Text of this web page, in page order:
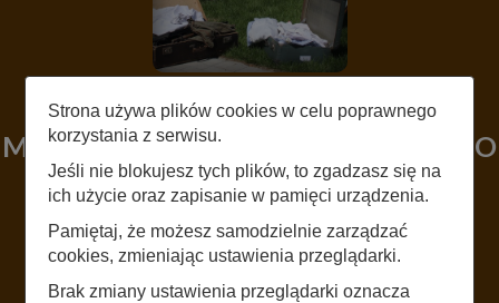
LISTEN
MUZEUM ŚLĄSKIEJ BITWY O PALIWO
„BLECHHAMER 1944”
START
Strona używa plików cookies w celu poprawnego
korzystania z serwisu.
Jeśli nie blokujesz tych plików, to zgadzasz się na
ich użycie oraz zapisanie w pamięci urządzenia.
Pamiętaj, że możesz samodzielnie zarządzać
cookies, zmieniając ustawienia przeglądarki.
Brak zmiany ustawienia przeglądarki oznacza